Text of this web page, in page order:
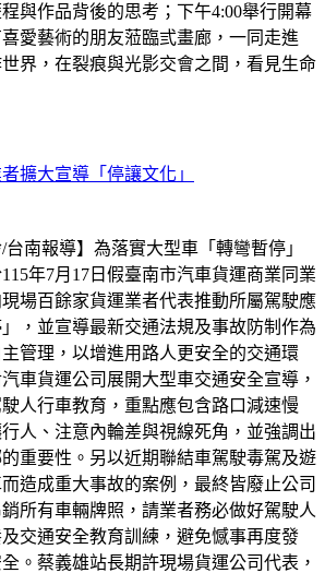
與作品背後的思考；下午4:00舉行開幕
愛藝術的朋友蒞臨弎畫廊，一同走進
世界，在裂痕與光影交會之間，看見生命
擴大宣導「停讓文化」
台南報導】為落實大型車「轉彎暫停」
年7月17日假臺南市汽車貨運商業同業
場百餘家貨運業者代表推動所屬駕駛應
，並宣導最新交通法規及事故防制作為
管理，以增進用路人更安全的交通環
車貨運公司展開大型車交通安全宣導，
人行車教育，重點應包含路口減速慢
人、注意內輪差與視線死角，並強調出
重要性。另以近期聯結車駕駛毒駕及遊
造成重大事故的案例，最終皆廢止公司
所有車輛牌照，請業者務必做好駕駛人
交通安全教育訓練，避免憾事再度發
。蔡義雄站長期許現場貨運公司代表，